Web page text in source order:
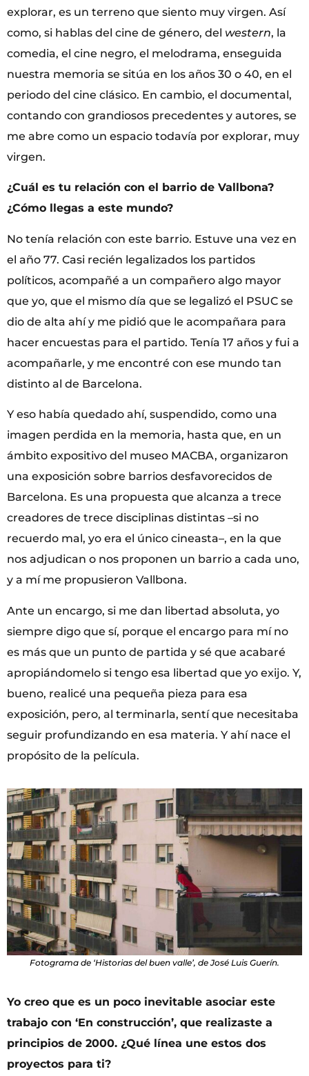
explorar, es un terreno que siento muy virgen. Así
como, si hablas del cine de género, del western, la
comedia, el cine negro, el melodrama, enseguida
nuestra memoria se sitúa en los años 30 o 40, en el
periodo del cine clásico. En cambio, el documental,
contando con grandiosos precedentes y autores, se
me abre como un espacio todavía por explorar, muy
virgen.
¿Cuál es tu relación con el barrio de Vallbona?
¿Cómo llegas a este mundo?
No tenía relación con este barrio. Estuve una vez en
el año 77. Casi recién legalizados los partidos
políticos, acompañé a un compañero algo mayor
que yo, que el mismo día que se legalizó el PSUC se
dio de alta ahí y me pidió que le acompañara para
hacer encuestas para el partido. Tenía 17 años y fui a
acompañarle, y me encontré con ese mundo tan
distinto al de Barcelona.
Y eso había quedado ahí, suspendido, como una
imagen perdida en la memoria, hasta que, en un
ámbito expositivo del museo MACBA, organizaron
una exposición sobre barrios desfavorecidos de
Barcelona. Es una propuesta que alcanza a trece
creadores de trece disciplinas distintas –si no
recuerdo mal, yo era el único cineasta–, en la que
nos adjudican o nos proponen un barrio a cada uno,
y a mí me propusieron Vallbona.
Ante un encargo, si me dan libertad absoluta, yo
siempre digo que sí, porque el encargo para mí no
es más que un punto de partida y sé que acabaré
apropiándomelo si tengo esa libertad que yo exijo. Y,
bueno, realicé una pequeña pieza para esa
exposición, pero, al terminarla, sentí que necesitaba
seguir profundizando en esa materia. Y ahí nace el
propósito de la película.
Fotograma de ‘Historias del buen valle’, de José Luis Guerín.
Yo creo que es un poco inevitable asociar este
trabajo con ‘En construcción’, que realizaste a
principios de 2000. ¿Qué línea une estos dos
proyectos para ti?